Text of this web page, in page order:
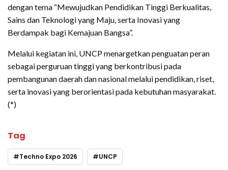
dengan tema “Mewujudkan Pendidikan Tinggi Berkualitas,
Sains dan Teknologi yang Maju, serta Inovasi yang
Berdampak bagi Kemajuan Bangsa”.
Melalui kegiatan ini, UNCP menargetkan penguatan peran
sebagai perguruan tinggi yang berkontribusi pada
pembangunan daerah dan nasional melalui pendidikan, riset,
serta inovasi yang berorientasi pada kebutuhan masyarakat.
(*)
Tag
Techno Expo 2026 UNCP